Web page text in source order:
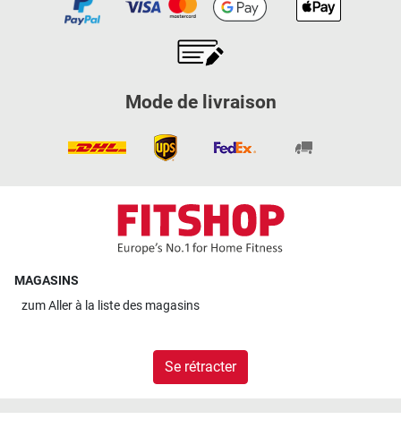
Mode de livraison
MAGASINS
zumAller à la liste des magasins
Se rétracter